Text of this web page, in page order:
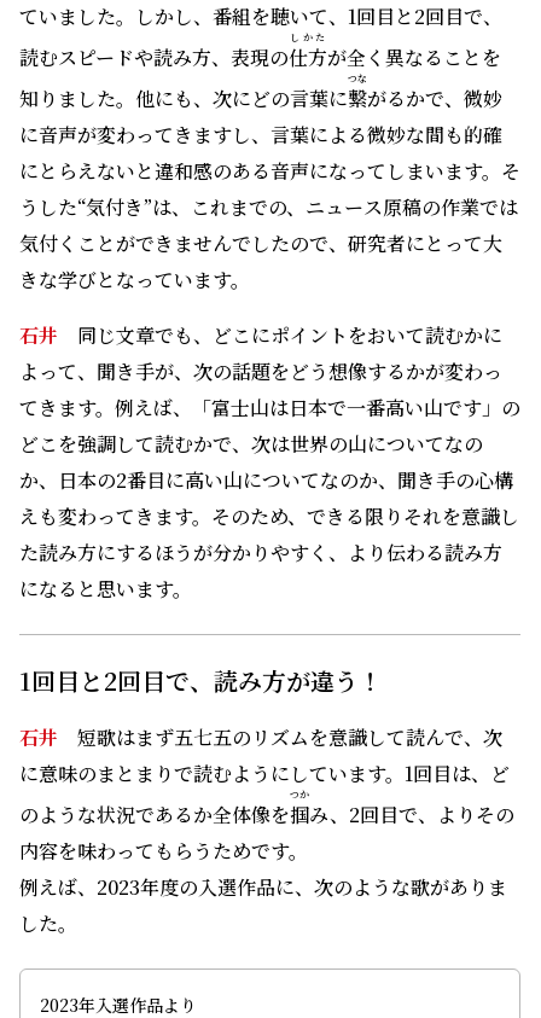
ていました。しかし、番組を聴いて、1回目と2回目で、
読むスピードや読み方、表現の仕方
しかた
が全く異なることを
知りました。他にも、次にどの言葉に繋
つな
がるかで、微妙
に音声が変わってきますし、言葉による微妙な間も的確
にとらえないと違和感のある音声になってしまいます。そ
うした“気付き”は、これまでの、ニュース原稿の作業では
気付くことができませんでしたので、研究者にとって大
きな学びとなっています。
石井 同じ文章でも、どこにポイントをおいて読むかに
よって、聞き手が、次の話題をどう想像するかが変わっ
てきます。例えば、「富士山は日本で一番高い山です」の
どこを強調して読むかで、次は世界の山についてなの
か、日本の2番目に高い山についてなのか、聞き手の心構
えも変わってきます。そのため、できる限りそれを意識し
た読み方にするほうが分かりやすく、より伝わる読み方
になると思います。
1回目と2回目で、読み方が違う！
石井 短歌はまず五七五のリズムを意識して読んで、次
に意味のまとまりで読むようにしています。1回目は、ど
のような状況であるか全体像を掴
つか
み、2回目で、よりその
内容を味わってもらうためです。
例えば、2023年度の入選作品に、次のような歌がありま
した。
2023年入選作品より